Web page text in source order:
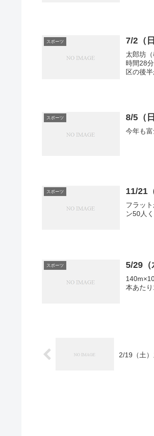
スポーツ 7/2（
太郎坊
時間28
区の後
スポーツ 8/5（
今年も
スポーツ 11/21
フラッ
ン50人
スポーツ 5/29（
本あた
2/19（土